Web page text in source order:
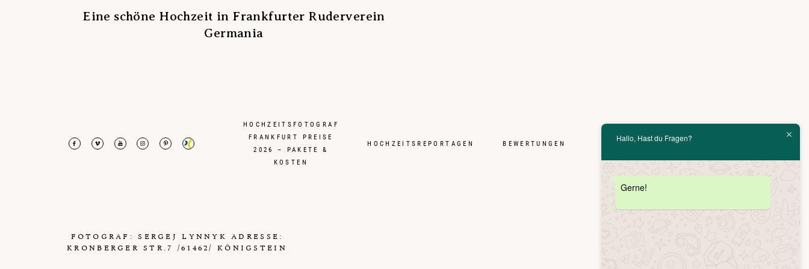
Eine schöne Hochzeit in Frankfurter Ruderverein
Germania
HOCHZEITSFOTOGRAF
FRANKFURT PREISE
2026 – PAKETE &
KOSTEN
HOCHZEITSREPORTAGEN BEWERTUNGEN
FOTOGRAF: SERGEJ LYNNYK ADRESSE:
KRONBERGER STR.7 /61462/ KÖNIGSTEIN
Hallo, Hast du Fragen?
Gerne!